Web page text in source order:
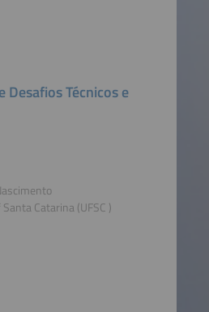
Desafios Técnicos e
Catarina (UFSC )